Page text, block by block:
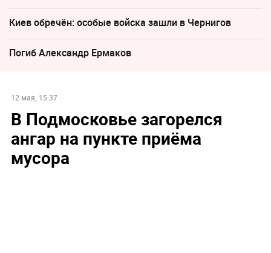
Киев обречён: особые войска зашли в Чернигов
Погиб Александр Ермаков
12 мая, 15:37
В Подмосковье загорелся
ангар на пункте приёма
мусора